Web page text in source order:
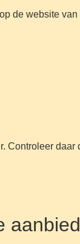
de website van
Controleer daar